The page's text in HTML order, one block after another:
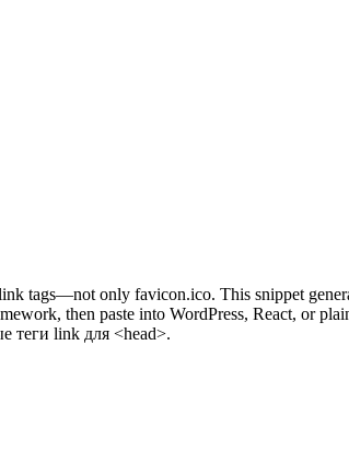
tags—not only favicon.ico. This snippet
then paste into WordPress, React, or
теги link для <head>.